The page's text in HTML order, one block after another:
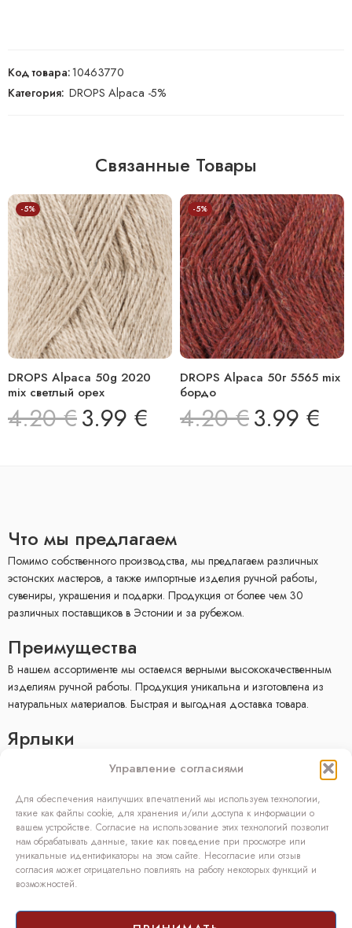
Управление согласиями
Для обеспечения наилучших впечатлений мы используем технологии,
такие как файлы cookie, для хранения и/или доступа к информации о
вашем устройстве. Согласие на использование этих технологий позволит
нам обрабатывать данные, такие как поведение при просмотре или
уникальные идентификаторы на этом сайте. Несогласие или отзыв
согласия может отрицательно повлиять на работу некоторых функций и
возможностей.
Код товара:10463770
Категория: DROPS Alpaca -5%
Связанные Товары
-5%
DROPS Alpaca 50g 2020
mix светлый орех
4.20€3.99 €
-5%
DROPS Alpaca 50г 5565 mix
бордо
4.20€3.99 €
Что мы предлагаем
Помимо собственного производства, мы предлагаем различных
эстонских мастеров, а также импортные изделия ручной работы,
сувениры, украшения и подарки. Продукция от более чем 30
различных поставщиков в Эстонии и за рубежом.
Преимущества
В нашем ассортименте мы остаемся верными высококачественным
изделиям ручной работы. Продукция уникальна и изготовлена ​​из
натуральных материалов. Быстрая и выгодная доставка товара.
Ярлыки
Политика конфиденциальности
Facebook
Kонтакт
OÜ SIVONA
Raudtee põik 2, Paikuse,
Регистрационный код: 10208888